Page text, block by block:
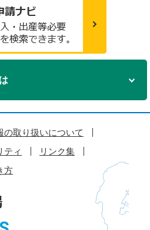
の取り扱いについて
ティ
リンク集
方